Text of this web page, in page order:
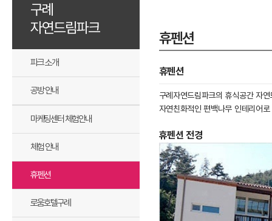
구례
자연드림파크
파크 소개
공방 안내
마케팅센터 체험안내
체험 안내
휴펜션
로움호텔구례
휴펜션
휴펜션
구례자연드림파크의 휴식공간 자
자연친화적인 편백나무 인테리어
휴펜션 전경